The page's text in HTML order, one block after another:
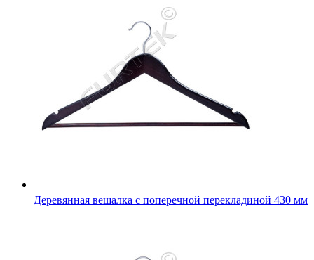
Деревянная вешалка с поперечной перекладиной 430 мм